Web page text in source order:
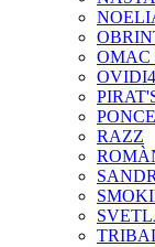
OMAC
OVIDI4
RAZZ